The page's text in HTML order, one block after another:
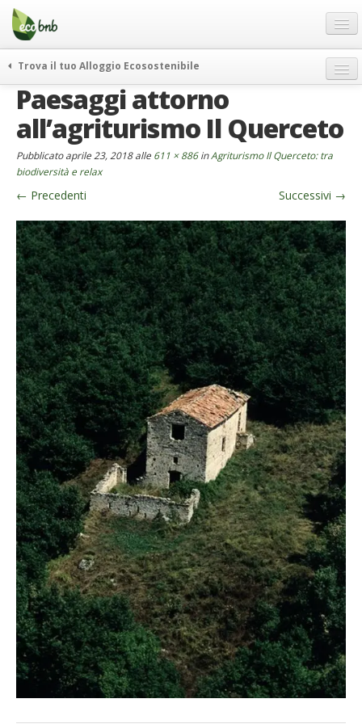
Menu
Salta
contenuto
Offerte Speciali
Regali
FAQ
Chi Siamo
Partner
Contatti
Italiano
German
English
Spanish
French
Italiano
Trova il tuo Alloggio Ecosostenibile
weekend green
itinerari
curiosità
vivere e viaggiare verde
news ed eventi
rassegna stampa
Paesaggi attorno
all’agriturismo Il Querceto
Pubblicatoaprile 23, 2018alle 611 × 886inAgriturismo Il Querceto: tra
biodiversità e relax
← Precedenti Successivi →